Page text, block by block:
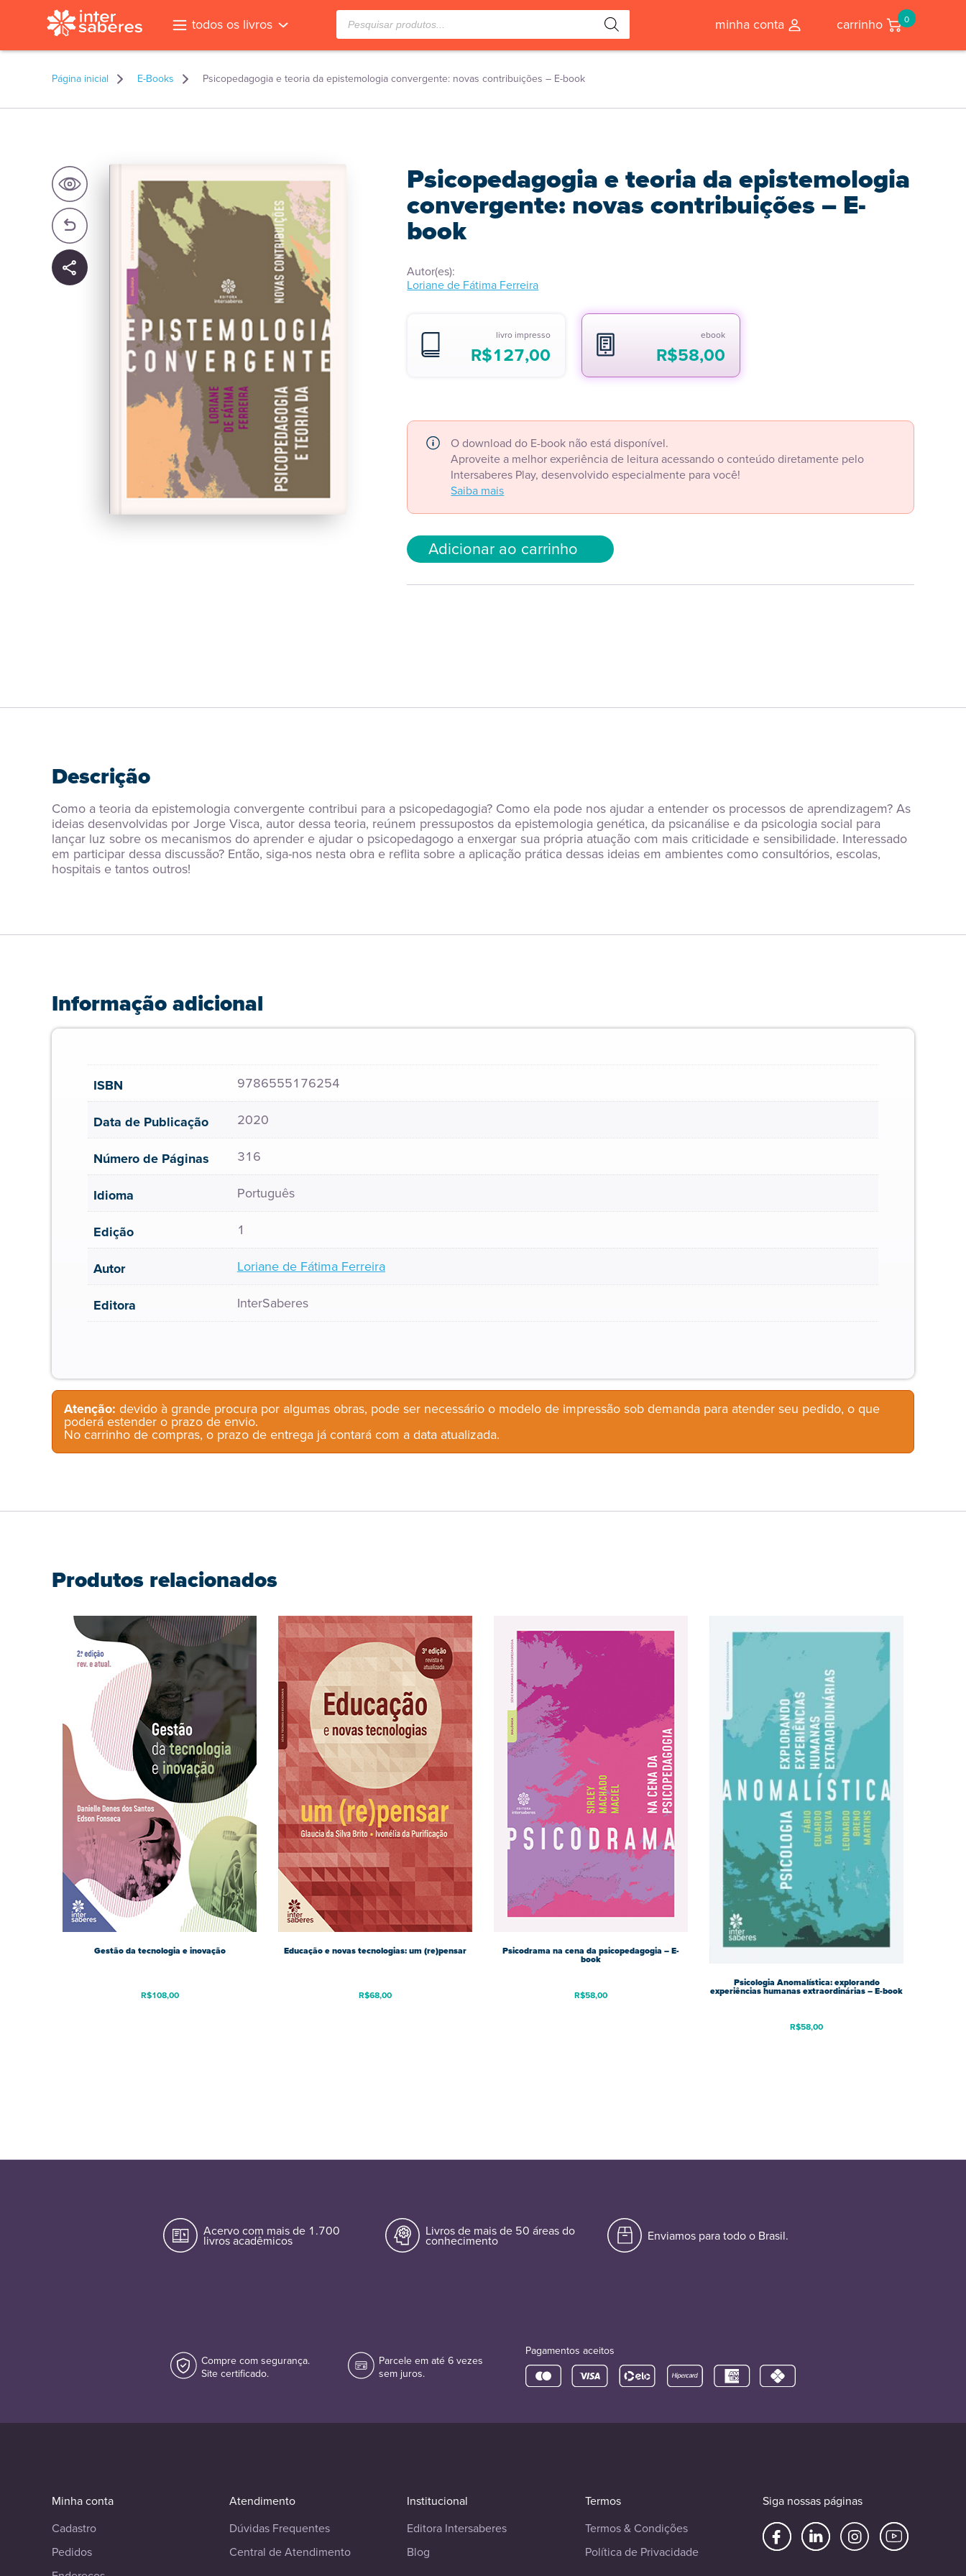
todos os livros Pesquisar
produtos minha conta carrinho 0
Página inicial E-Books Psicopedagogia e teoria da epistemologia convergente: novas contribuições – E-book
Psicopedagogia e teoria da epistemologia
convergente: novas contribuições – E-
book
Autor(es):
Loriane de Fátima Ferreira
livro impresso
R$127,00
ebook
R$58,00
O download do E-book não está disponível.
Aproveite a melhor experiência de leitura acessando o conteúdo diretamente pelo
Intersaberes Play, desenvolvido especialmente para você!
Saiba mais
Adicionar ao carrinho
Descrição
Como a teoria da epistemologia convergente contribui para a psicopedagogia? Como ela pode nos ajudar a entender os processos de aprendizagem? As
ideias desenvolvidas por Jorge Visca, autor dessa teoria, reúnem pressupostos da epistemologia genética, da psicanálise e da psicologia social para
lançar luz sobre os mecanismos do aprender e ajudar o psicopedagogo a enxergar sua própria atuação com mais criticidade e sensibilidade. Interessado
em participar dessa discussão? Então, siga-nos nesta obra e reflita sobre a aplicação prática dessas ideias em ambientes como consultórios, escolas,
hospitais e tantos outros!
Informação adicional
ISBN 9786555176254
Data de Publicação 2020
Número de Páginas 316
Idioma Português
Edição 1
Autor Loriane de Fátima Ferreira
Editora InterSaberes
Atenção: devido à grande procura por algumas obras, pode ser necessário o modelo de impressão sob demanda para atender seu pedido, o que
poderá estender o prazo de envio.
No carrinho de compras, o prazo de entrega já contará com a data atualizada.
Produtos relacionados
Gestão da tecnologia e inovação
R$108,00
Educação e novas tecnologias: um (re)pensar
R$68,00
Psicodrama na cena da psicopedagogia – E-
book
R$58,00
Psicologia Anomalística: explorando
experiências humanas extraordinárias – E-book
R$58,00
Acervo com mais de 1.700
livros acadêmicos
Livros de mais de 50 áreas do
conhecimento Enviamos para todo o Brasil.
Compre com segurança.
Site certificado.
Parcele em até 6 vezes
sem juros.
Pagamentos aceitos
Minha conta
Cadastro
Pedidos
Atendimento
Dúvidas Frequentes
Central de Atendimento
Institucional
Editora Intersaberes
Blog
Termos
Termos & Condições
Política de Privacidade
Siga nossas páginas